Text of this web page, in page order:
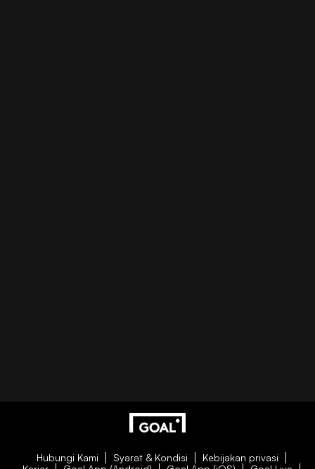
Hubungi Kami Syarat & Kondisi
Kebijakan privasi